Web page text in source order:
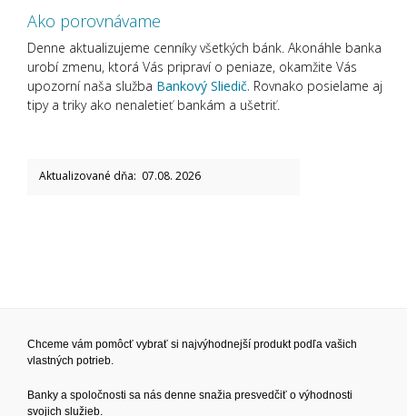
Ako porovnávame
Denne aktualizujeme cenníky všetkých bánk. Akonáhle banka
urobí zmenu, ktorá Vás pripraví o peniaze, okamžite Vás
upozorní naša služba Bankový Sliedič. Rovnako posielame aj
tipy a triky ako nenaletieť bankám a ušetriť.
Aktualizované dňa: 07.08. 2026
Chceme vám pomôcť vybrať si najvýhodnejší produkt podľa vašich
vlastných potrieb.
Banky a spoločnosti sa nás denne snažia presvedčiť o výhodnosti
svojich služieb.